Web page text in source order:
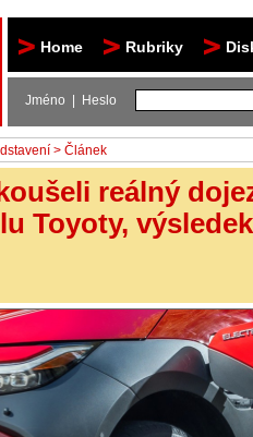
Home Rubriky
Jméno | Heslo
> Článek
reálný
Toyoty,